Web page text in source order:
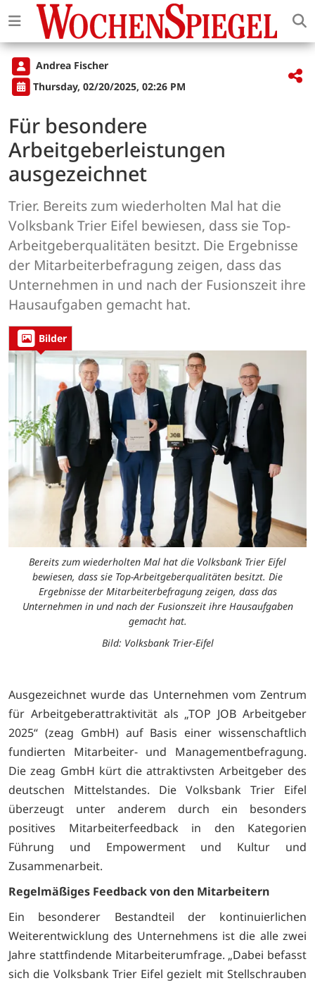
Andrea Fischer
Thursday, 02/20/2025, 02:26 PM
Für besondere
Arbeitgeberleistungen
ausgezeichnet
Trier. Bereits zum wiederholten Mal hat die
Volksbank Trier Eifel bewiesen, dass sie Top-
Arbeitgeberqualitäten besitzt. Die Ergebnisse
der Mitarbeiterbefragung zeigen, dass das
Unternehmen in und nach der Fusionszeit ihre
Hausaufgaben gemacht hat.
Bilder
Bereits zum wiederholten Mal hat die Volksbank Trier Eifel
bewiesen, dass sie Top-Arbeitgeberqualitäten besitzt. Die
Ergebnisse der Mitarbeiterbefragung zeigen, dass das
Unternehmen in und nach der Fusionszeit ihre Hausaufgaben
gemacht hat.
Bild: Volksbank Trier-Eifel
Ausgezeichnet wurde das Unternehmen vom Zentrum
für Arbeitgeberattraktivität als „TOP JOB Arbeitgeber
2025“ (zeag GmbH) auf Basis einer wissenschaftlich
fundierten Mitarbeiter- und Managementbefragung.
Die zeag GmbH kürt die attraktivsten Arbeitgeber des
deutschen Mittelstandes. Die Volksbank Trier Eifel
überzeugt unter anderem durch ein besonders
positives Mitarbeiterfeedback in den Kategorien
Führung und Empowerment und Kultur und
Zusammenarbeit.
Regelmäßiges Feedback von den Mitarbeitern
Ein besonderer Bestandteil der kontinuierlichen
Weiterentwicklung des Unternehmens ist die alle zwei
Jahre stattfindende Mitarbeiterumfrage. „Dabei befasst
sich die Volksbank Trier Eifel gezielt mit Stellschrauben